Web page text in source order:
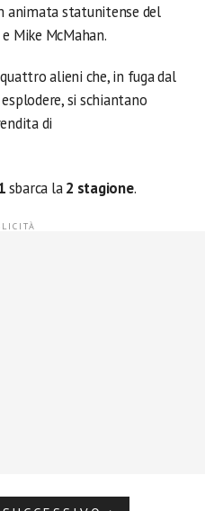
animata statunitense del
Mike McMahan.
alieni che, in fuga dal
si schiantano
di
sbarca la2 stagione.